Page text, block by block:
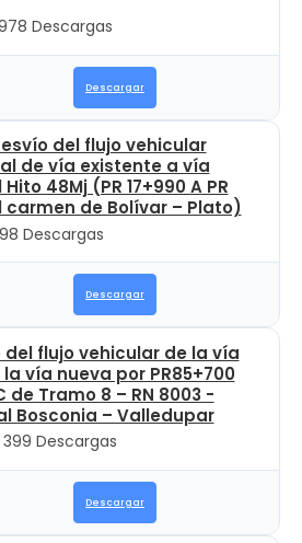
Descargas
Descargar
del flujo vehicular
de vía existente a vía
48Mj (PR 17+990 A PR
carmen de Bolívar – Plato)
Descargas
Descargar
del flujo vehicular de la vía
vía nueva por PR85+700
de Tramo 8 – RN 8003 -
Bosconia – Valledupar
Descargas
Descargar